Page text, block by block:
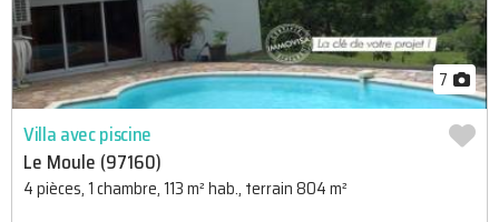
7
Villa avec piscine
Le Moule (97160)
4 pièces, 1 chambre, 113 m² hab., terrain 804 m²